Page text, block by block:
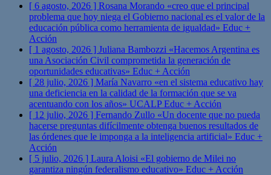
[ 6 agosto, 2026 ] Rosana Morando «creo que el principal
problema que hoy niega el Gobierno nacional es el valor de la
educación pública como herramienta de igualdad» Educ +
Acción
[ 1 agosto, 2026 ] Juliana Bambozzi «Hacemos Argentina es
una Asociación Civil comprometida la generación de
oportunidades educativas» Educ + Acción
[ 28 julio, 2026 ] María Navarro «en el sistema educativo hay
una deficiencia en la calidad de la formación que se va
acentuando con los años» UCALPEduc + Acción
[ 12 julio, 2026 ] Fernando Zullo «Un docente que no pueda
hacerse preguntas difícilmente obtenga buenos resultados de
las órdenes que le imponga a la inteligencia artificial» Educ +
Acción
[ 5 julio, 2026 ] Laura Aloisi «El gobierno de Milei no
garantiza ningún federalismo educativo» Educ + Acción